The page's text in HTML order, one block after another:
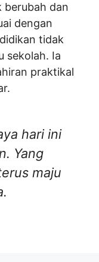
berubah dan
dengan
tidak
sekolah. Ia
praktikal
hari ini
Yang
maju